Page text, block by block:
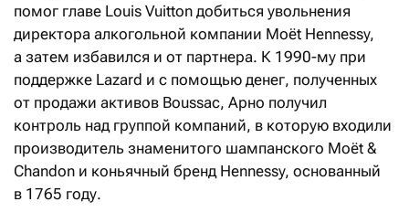
помог главе Louis Vuitton добиться увольнения
директора алкогольной компании Moët Hennessy,
а затем избавился и от партнера. К 1990-му при
поддержке Lazard и с помощью денег, полученных
от продажи активов Boussac, Арно получил
контроль над группой компаний, в которую входили
производитель знаменитого шампанского Moët &
Chandon и коньячный бренд Hennessy, основанный
в 1765 году.